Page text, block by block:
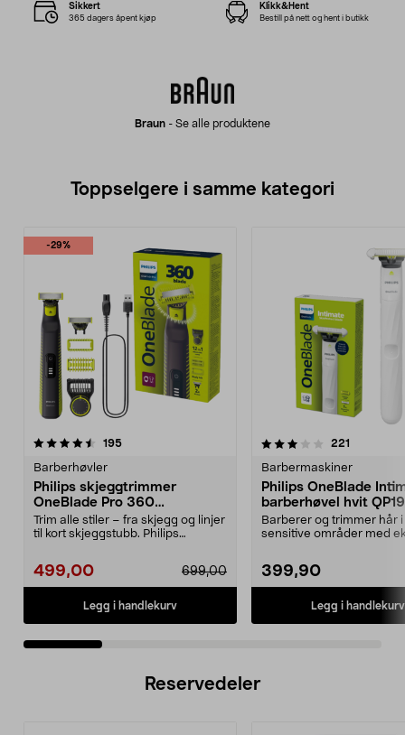
Braun - Se alle produktene
Sikkert
365 dagers åpent kjøp
Klikk&Hent
Bestill på nett og hent i butikk
Toppselgere i samme kategori
-29%
195anmeldelser
Barberhøvler
Philips skjeggtrimmer
OneBlade Pro 360
QP6507/23
Trim alle stiler – fra skjegg og linjer
til kort skjeggstubb. Philips
499,00 699,00
Legg i handlekurv
3.5 av 5 stjerner 221
Barbermaskiner
Philips OneBlade
barberhøvel hvit
Barberer og trimmer hår i
sensitive områder med
399,90
Legg i handlekurv
4.0 av 5 stjerner
Reservedeler